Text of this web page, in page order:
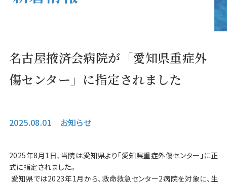
名古屋掖済会病院が「愛知県重症外
傷センター」に指定されました
2025.08.01 ｜ お知らせ
2025年8月1日、当院は愛知県より「愛知県重症外傷センター」に正
式に指定されました。
愛知県では2023年1月から、救命救急センター2病院を対象に、生